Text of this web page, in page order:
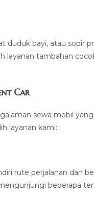
duduk bayi, atau sopir
layanan tambahan
Car
sewa mobil
layanan kami:
rute perjalanan dan
beberapa